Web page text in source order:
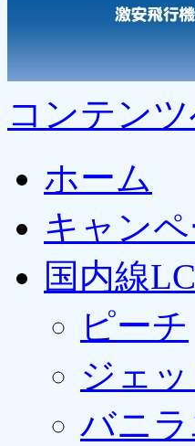
コンテン
ホーム
キャン
国内線
ピーチ
ジェ
バニ